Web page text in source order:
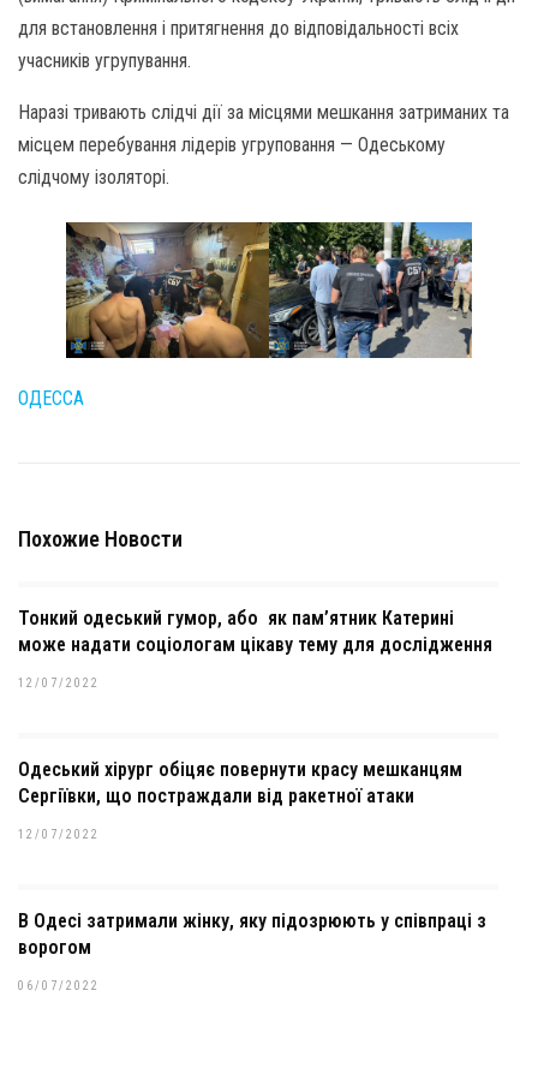
для встановлення і притягнення до відповідальності всіх
учасників угрупування.
Наразі тривають слідчі дії за місцями мешкання затриманих та
місцем перебування лідерів угруповання — Одеському
слідчому ізоляторі.
ОДЕССА
Похожие Новости
Тонкий одеський гумор, або як пам’ятник Катерині
може надати соціологам цікаву тему для дослідження
12/07/2022
Одеський хірург обіцяє повернути красу мешканцям
Сергіївки, що постраждали від ракетної атаки
12/07/2022
В Одесі затримали жінку, яку підозрюють у співпраці з
ворогом
06/07/2022